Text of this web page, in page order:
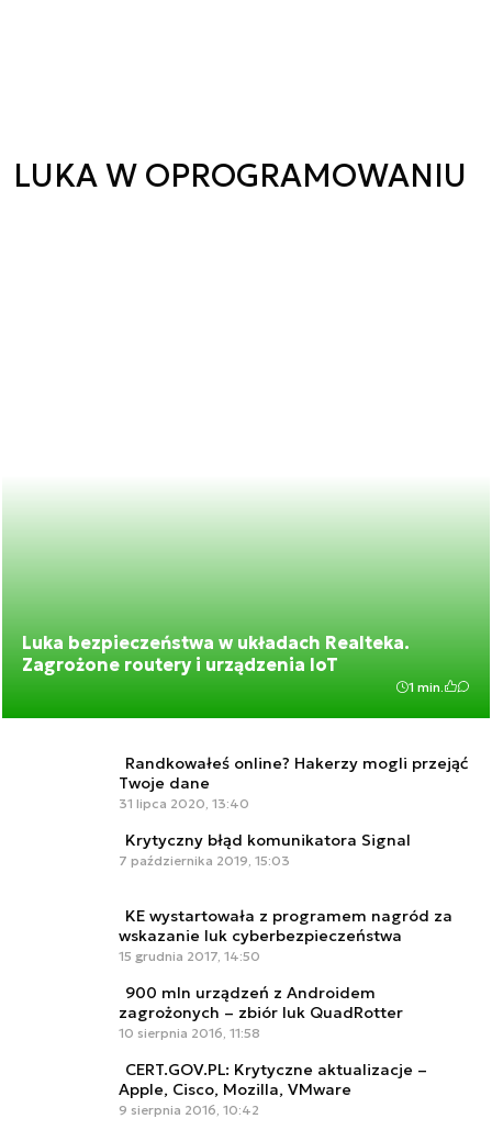
LUKA W OPROGRAMOWANIU
Luka bezpieczeństwa w układach Realteka.
Zagrożone routery i urządzenia IoT
1 min.
Randkowałeś online? Hakerzy mogli przejąć
Twoje dane
31 lipca 2020, 13:40
Krytyczny błąd komunikatora Signal
7 października 2019, 15:03
KE wystartowała z programem nagród za
wskazanie luk cyberbezpieczeństwa
15 grudnia 2017, 14:50
900 mln urządzeń z Androidem
zagrożonych – zbiór luk QuadRotter
10 sierpnia 2016, 11:58
CERT.GOV.PL: Krytyczne aktualizacje –
Apple, Cisco, Mozilla, VMware
9 sierpnia 2016, 10:42